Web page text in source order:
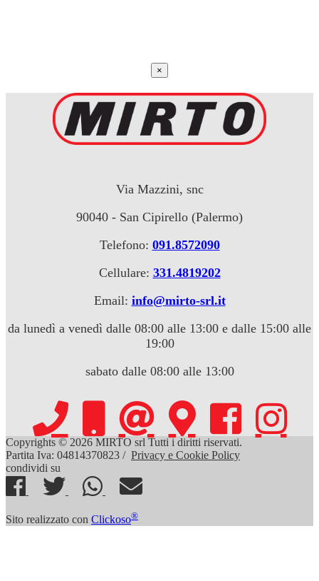
×
Via Mazzini, snc
90040 - San Cipirello (Palermo)
Telefono: 091.8572090
Cellulare: 331.4819202
Email: info@mirto-srl.it
da lunedì a venedì dalle 08:00 alle 13:00 e dalle 15:00 alle
19:00
sabato dalle 08:00 alle 13:00
Copyrights © 2026 MIRTO srl Tutti i diritti riservati.
Partita Iva: 04814370823 / Privacy e Cookie Policy
condividi su
Sito realizzato con Clickoso®